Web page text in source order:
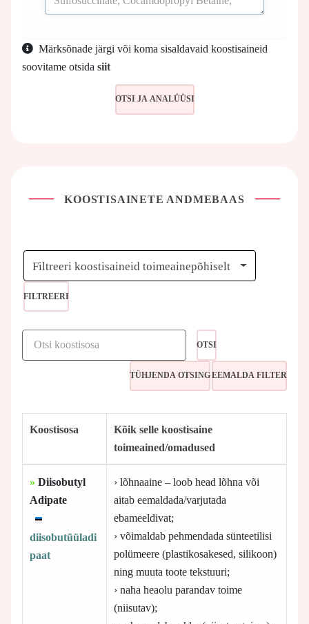
Märksõnade järgi või koma sisaldavaid koostisaineid
soovitame otsida siit
KOOSTISAINETE ANDMEBAAS
Filtreeri koostisaineid toimeainepõhiselt
FILTREERI
OTSI
Koostisosa
Kõik selle koostisaine
toimeained/omadused
» Diisobutyl
Adipate
diisobutüüladi
paat
› lõhnaaine – loob head lõhna või
aitab eemaldada/varjutada
ebameeldivat;
› võimaldab pehmendada sünteetilisi
polümeere (plastikosakesed, silikoon)
ning muuta toote tekstuuri;
› naha heaolu parandav toime
(niisutav);